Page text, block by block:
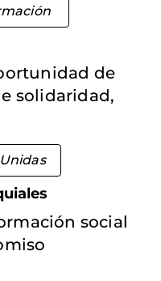
de
solidaridad,
social